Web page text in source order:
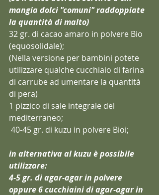
mangia dolci "comuni" raddoppiate
la quantità di malto)
32 gr. di cacao amaro in polvere Bio
(equosolidale);
(Nella versione per bambini potete
utilizzare qualche cucchiaio di farina
di carrube ad umentare la quantità
di pera)
1 pizzico di sale integrale del
mediterraneo;
40-45 gr. di kuzu in polvere Bioi;
in alternativa al kuzu è possibile
utilizzare:
4-5 gr. di agar-agar in polvere
oppure 6 cucchiaini di agar-agar in